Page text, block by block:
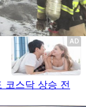
코스닥 상승 전